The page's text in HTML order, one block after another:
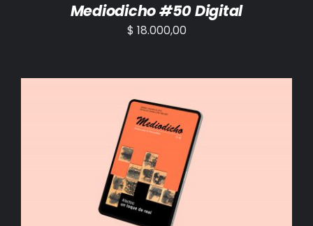
Mediodicho #50 Digital
$ 18.000,00
AÑADIR AL CARRITO /